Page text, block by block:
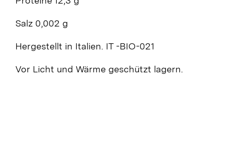
Salz 0,002 g
Hergestellt in Italien. IT -BIO-021
Vor Licht und Wärme geschützt lagern.